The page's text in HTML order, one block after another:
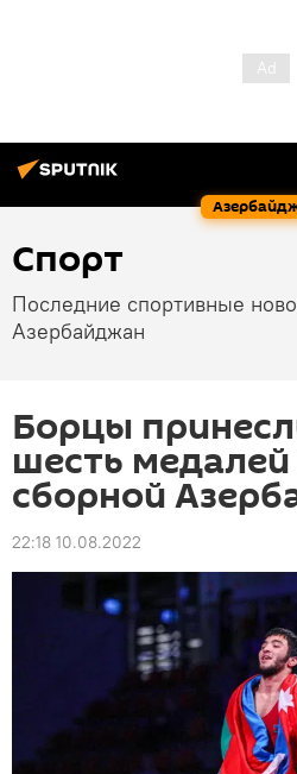
Спорт
Последние спортивные
Азербайджан
Борцы
шесть
сборной
22:18 10.08.2022